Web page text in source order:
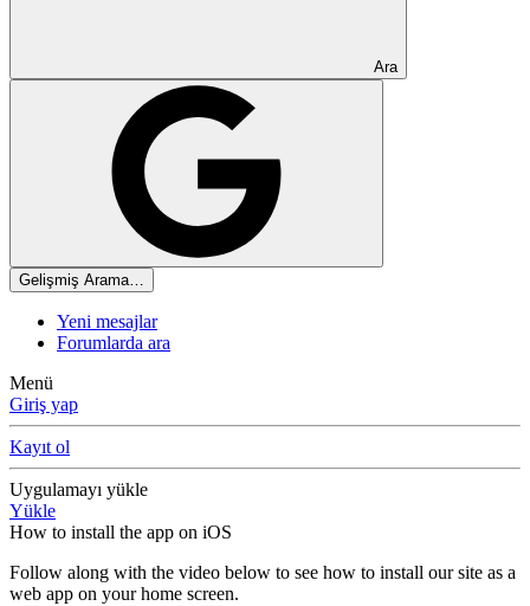
Ara
Gelişmiş Arama…
Yeni mesajlar
Forumlarda ara
Menü
Giriş yap
Kayıt ol
Uygulamayı yükle
Yükle
How to install the app on iOS
Follow along with the video below to see how to install our site as a
web app on your home screen.